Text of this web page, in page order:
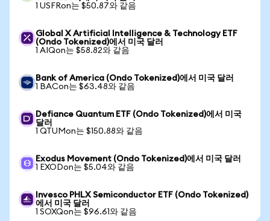
1 USFRon는 $50.87와 같음
Global X Artificial Intelligence & Technology ETF
(Ondo Tokenized)에서 미국 달러
1 AIQon는 $58.82와 같음
Bank of America (Ondo Tokenized)에서 미국 달러
1 BACon는 $63.48와 같음
Defiance Quantum ETF (Ondo Tokenized)에서 미국
달러
1 QTUMon는 $150.88와 같음
Exodus Movement (Ondo Tokenized)에서 미국 달러
1 EXODon는 $5.04와 같음
Invesco PHLX Semiconductor ETF (Ondo Tokenized)
에서 미국 달러
1 SOXQon는 $96.61와 같음